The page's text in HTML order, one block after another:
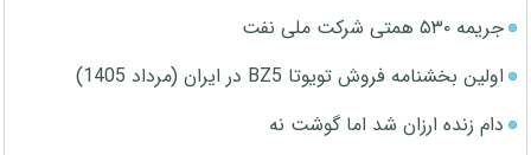
جریمه ۵۳۰ همتی شرکت ملی نفت
اولین بخشنامه فروش تویوتا BZ5 در ایران (مرداد 1405)
دام زنده ارزان شد اما گوشت نه